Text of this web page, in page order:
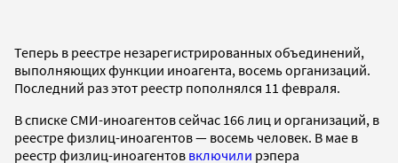
Теперь в реестре незарегистрированных объединений,
выполняющих функции иноагента, восемь организаций.
Последний раз этот реестр пополнялся 11 февраля.
В списке СМИ-иноагентов сейчас 166 лиц и организаций, в
реестре физлиц-иноагентов — восемь человек. В мае в
реестр физлиц-иноагентов включили рэпера